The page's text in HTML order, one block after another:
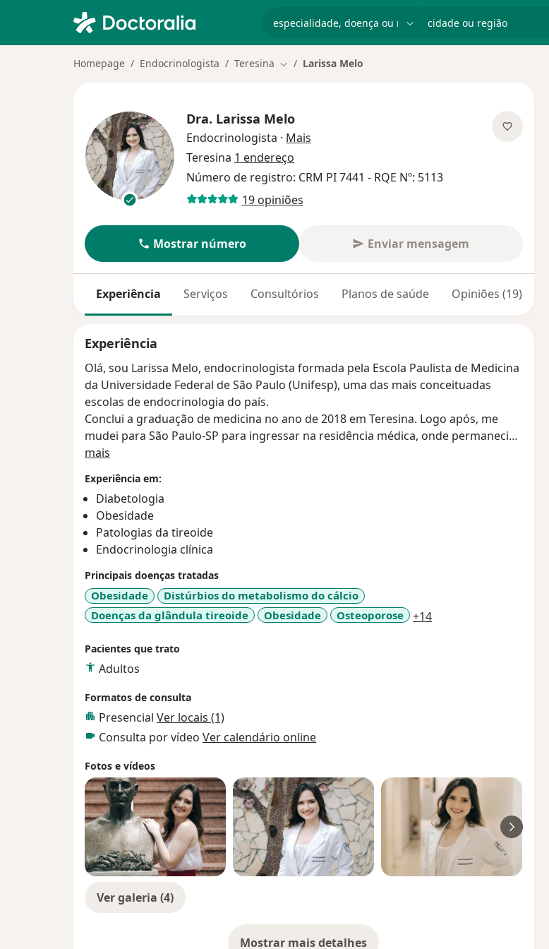
Homepage Endocrinologista Teresina Mudar de cidade
Larissa Melo
Dra. Larissa Melo
Endocrinologista · Mais
Teresina 1 endereço
Número de registro: CRM PI 7441 - RQE Nº: 5113
19 opiniões
Mostrar número Enviar mensagem
Experiência Serviços Consultórios Planos de saúde Opiniões (19)
Experiência
Olá, sou Larissa Melo, endocrinologista formada pela Escola Paulista de Medicina
da Universidade Federal de São Paulo (Unifesp), uma das mais conceituadas
escolas de endocrinologia do país.
Conclui a graduação de medicina no ano de 2018 em Teresina. Logo após, me
mudei para São Paulo-SP para ingressar na residência médica, onde permaneci
quase 5 anos. Este, foi um período de muito estudo e de grande crescimento
profissional.
Em 2023, retornei para Teresina, minha cidade natal, pela qual sou apaixonada!
Desde então, venho tentando desempenhar a profissão que tanto sonhei da
melhor forma possível, com foco no bem estar e na satisfação dos meus
pacientes.
mais
Experiência em:
Diabetologia
Obesidade
Patologias da tireoide
Endocrinologia clínica
Principais doenças tratadas
Obesidade
Distúrbios do metabolismo do cálcio
Doenças da glândula tireoide
Obesidade Osteoporose +14a11y_sr_more_diseases
Pacientes que trato
Adultos
Formatos de consulta
Presencial Ver locais (1)
Consulta por vídeo Ver calendário online
Fotos e vídeos
Ver galeria (4)
Mostrar mais detalhes